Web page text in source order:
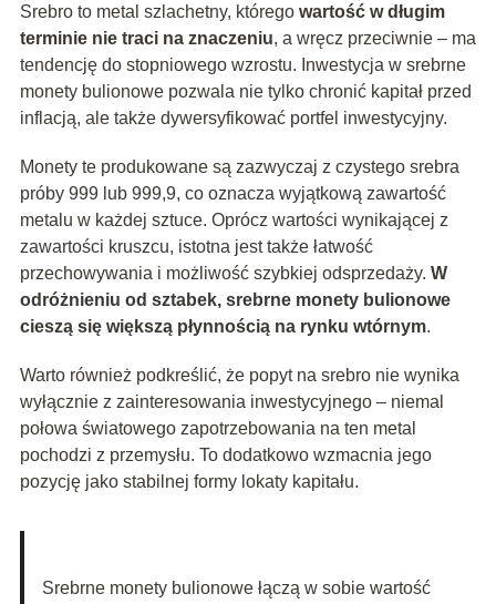
Srebro to metal szlachetny, którego wartość w długim
terminie nie traci na znaczeniu, a wręcz przeciwnie – ma
tendencję do stopniowego wzrostu. Inwestycja w srebrne
monety bulionowe pozwala nie tylko chronić kapitał przed
inflacją, ale także dywersyfikować portfel inwestycyjny.
Monety te produkowane są zazwyczaj z czystego srebra
próby 999 lub 999,9, co oznacza wyjątkową zawartość
metalu w każdej sztuce. Oprócz wartości wynikającej z
zawartości kruszcu, istotna jest także łatwość
przechowywania i możliwość szybkiej odsprzedaży. W
odróżnieniu od sztabek, srebrne monety bulionowe
cieszą się większą płynnością na rynku wtórnym.
Warto również podkreślić, że popyt na srebro nie wynika
wyłącznie z zainteresowania inwestycyjnego – niemal
połowa światowego zapotrzebowania na ten metal
pochodzi z przemysłu. To dodatkowo wzmacnia jego
pozycję jako stabilnej formy lokaty kapitału.
Srebrne monety bulionowe łączą w sobie wartość